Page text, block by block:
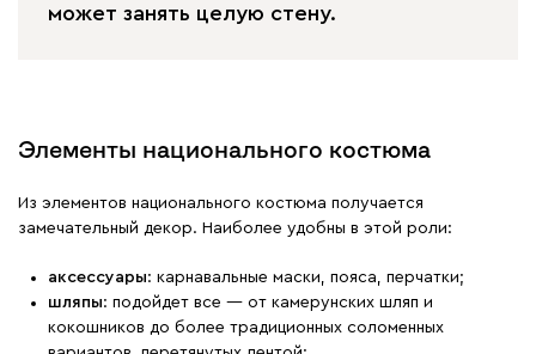
может занять целую стену.
Элементы национального костюма
Из элементов национального костюма получается
замечательный декор. Наиболее удобны в этой роли:
аксессуары: карнавальные маски, пояса, перчатки;
шляпы: подойдет все — от камерунских шляп и
кокошников до более традиционных соломенных